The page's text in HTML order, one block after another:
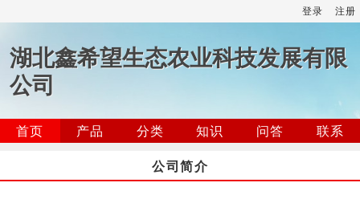
登录 注册
湖北鑫希望生态农业科技发展有限
公司
首页 产品 分类 知识 问答
联系
公司简介